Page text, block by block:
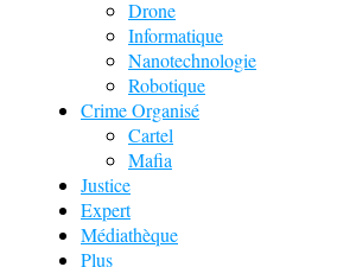
Drone
Informatique
Nanotechnologie
Robotique
Crime Organisé
Cartel
Mafia
Justice
Expert
Médiathèque
Plus